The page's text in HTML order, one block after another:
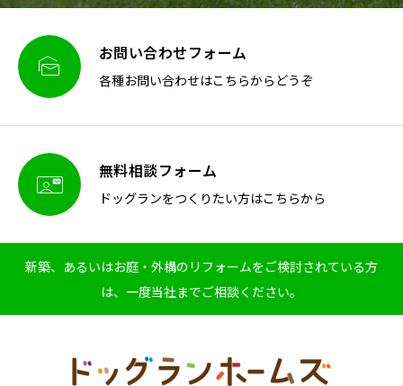
 お問い合わせフォーム
各種お問い合わせはこちらからどうぞ
 無料相談フォーム
ドッグランをつくりたい方はこちらから
新築、あるいはお庭・外構のリフォームをご検討されている方
は、一度当社までご相談ください。